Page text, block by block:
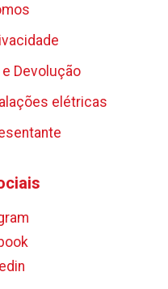
Devolução
elétricas